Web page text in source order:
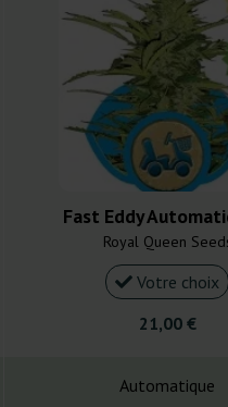
Fast Eddy
Royal Queen
Votre choix
21,00 €
Automatique